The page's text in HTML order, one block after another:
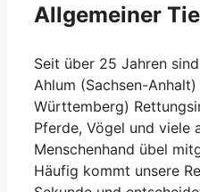
Allgemeiner
Seit über 25 Jahren
Ahlum (Sachsen-
Württemberg)
Pferde, Vögel und viele
Menschenhand übel
Häufig kommt unsere